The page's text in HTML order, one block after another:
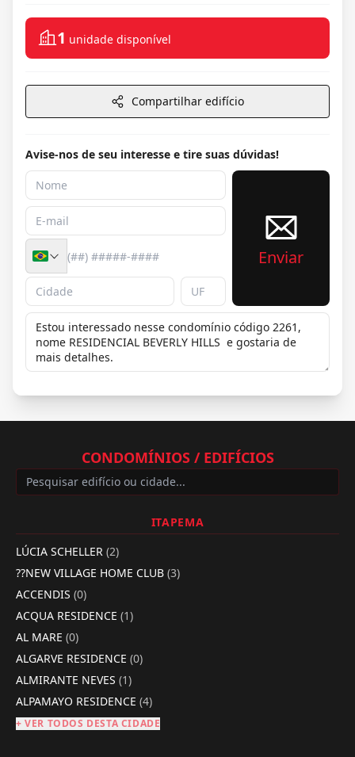
1 unidade disponível
Compartilhar edifício
Avise-nos de seu interesse e tire suas dúvidas!
Enviar
CONDOMÍNIOS / EDIFÍCIOS
ITAPEMA
LÚCIA SCHELLER (2)
??NEW VILLAGE HOME CLUB (3)
ACCENDIS (0)
ACQUA RESIDENCE (1)
AL MARE (0)
ALGARVE RESIDENCE (0)
ALMIRANTE NEVES (1)
ALPAMAYO RESIDENCE (4)
+ VER TODOS DESTA CIDADE